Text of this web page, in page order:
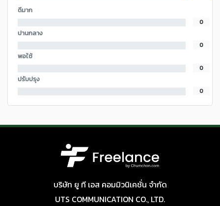
ดีมาก
0
ปานกลาง
0
พอใช้
0
ปรับปรุง
0
บริษัท ยู ที เอส คอมมิวนิเคชั่น จำกัด
UTS COMMUNICATION CO., LTD.